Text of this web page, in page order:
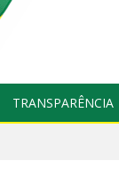
TRANSPARÊNCIA